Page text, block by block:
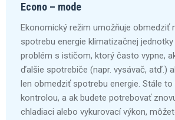
Econo – mode
Ekonomický režim umožňuje obmedziť
spotrebu energie klimatizačnej
problém s ističom, ktorý často vypne,
ďalšie spotrebiče (napr. vysávač, atď.)
len obmedziť spotrebu energie. Stále
kontrolou, a ak budete potrebovať
chladiaci alebo vykurovací výkon,